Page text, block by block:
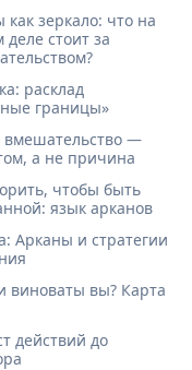
как зеркало: что на
деле стоит за
расклад
границы»
вмешательство —
а не причина
чтобы быть
язык арканов
Арканы и стратегии
виноваты вы? Карта
действий до